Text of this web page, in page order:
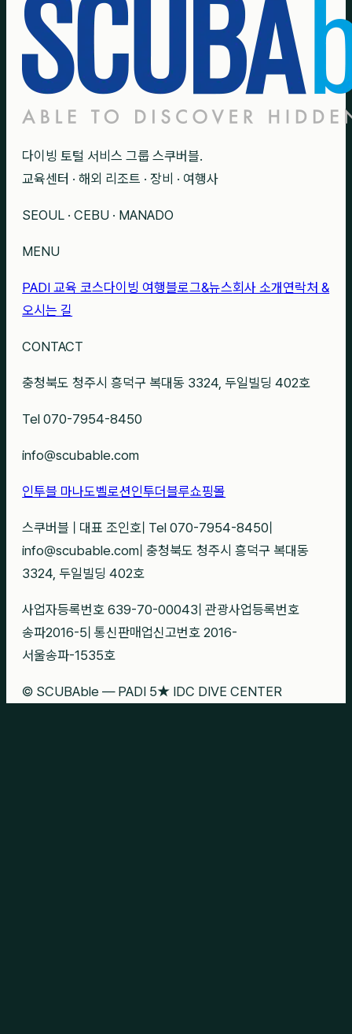
다이빙 토털 서비스 그룹 스쿠버블.
교육센터 · 해외 리조트 · 장비 · 여행사
SEOUL · CEBU · MANADO
MENU
PADI 교육 코스다이빙 여행블로그&뉴스회사 소개 연락처 &
오시는 길
CONTACT
충청북도 청주시 흥덕구 복대동 3324, 두일빌딩 402호
Tel 070-7954-8450
info@scubable.com
인투블 마나도벨로션인투더블루쇼핑몰
스쿠버블 대표 조인호 Tel 070-7954-8450
info@scubable.com 충청북도 청주시 흥덕구 복대동
3324, 두일빌딩 402호
사업자등록번호 639-70-00043 관광사업등록번호
송파2016-5 통신판매업신고번호 2016-
서울송파-1535호
© SCUBAble — PADI 5★ IDC DIVE CENTER